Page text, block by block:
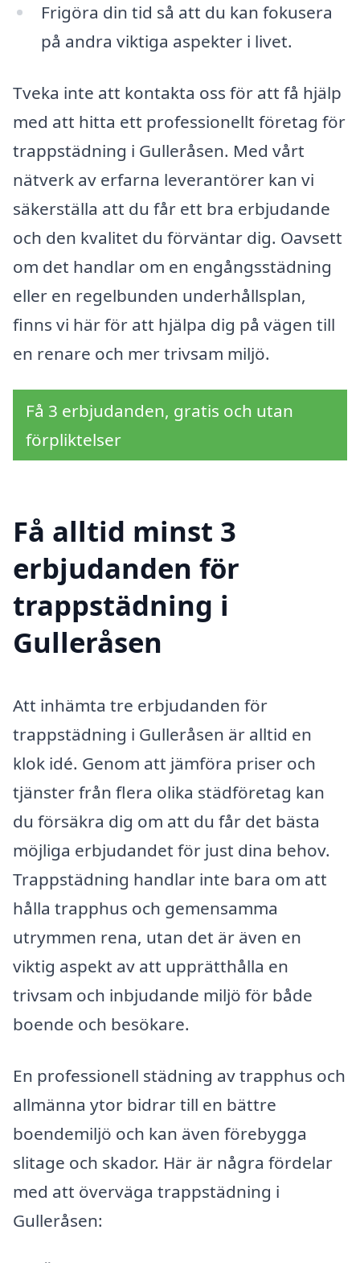
Frigöra din tid så att du kan fokusera
på andra viktiga aspekter i livet.
Tveka inte att kontakta oss för att få hjälp
med att hitta ett professionellt företag för
trappstädning i Gulleråsen. Med vårt
nätverk av erfarna leverantörer kan vi
säkerställa att du får ett bra erbjudande
och den kvalitet du förväntar dig. Oavsett
om det handlar om en engångsstädning
eller en regelbunden underhållsplan,
finns vi här för att hjälpa dig på vägen till
en renare och mer trivsam miljö.
Få 3 erbjudanden, gratis och utan
förpliktelser
Få alltid minst 3
erbjudanden för
trappstädning i
Gulleråsen
Att inhämta tre erbjudanden för
trappstädning i Gulleråsen är alltid en
klok idé. Genom att jämföra priser och
tjänster från flera olika städföretag kan
du försäkra dig om att du får det bästa
möjliga erbjudandet för just dina behov.
Trappstädning handlar inte bara om att
hålla trapphus och gemensamma
utrymmen rena, utan det är även en
viktig aspekt av att upprätthålla en
trivsam och inbjudande miljö för både
boende och besökare.
En professionell städning av trapphus och
allmänna ytor bidrar till en bättre
boendemiljö och kan även förebygga
slitage och skador. Här är några fördelar
med att överväga trappstädning i
Gulleråsen: